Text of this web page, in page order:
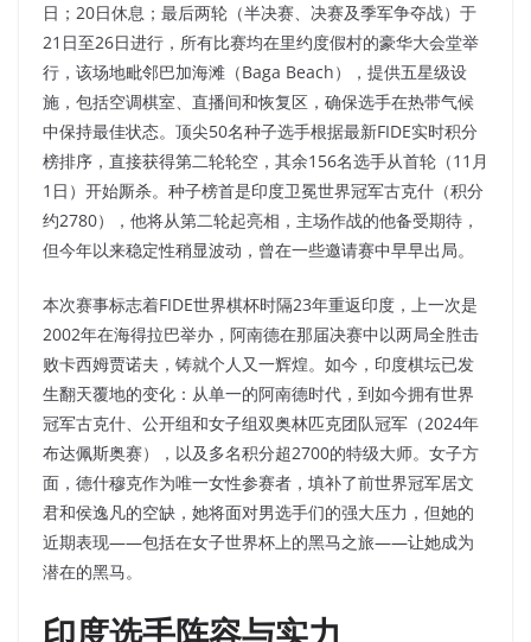
日；20日休息；最后两轮（半决赛、决赛及季军争夺战）于
21日至26日进行，所有比赛均在里约度假村的豪华大会堂举
行，该场地毗邻巴加海滩（Baga Beach），提供五星级设
施，包括空调棋室、直播间和恢复区，确保选手在热带气候
中保持最佳状态。顶尖50名种子选手根据最新FIDE实时积分
榜排序，直接获得第二轮轮空，其余156名选手从首轮（11月
1日）开始厮杀。种子榜首是印度卫冕世界冠军古克什（积分
约2780），他将从第二轮起亮相，主场作战的他备受期待，
但今年以来稳定性稍显波动，曾在一些邀请赛中早早出局。​
本次赛事标志着FIDE世界棋杯时隔23年重返印度，上一次是
2002年在海得拉巴举办，阿南德在那届决赛中以两局全胜击
败卡西姆贾诺夫，铸就个人又一辉煌。如今，印度棋坛已发
生翻天覆地的变化：从单一的阿南德时代，到如今拥有世界
冠军古克什、公开组和女子组双奥林匹克团队冠军（2024年
布达佩斯奥赛），以及多名积分超2700的特级大师。女子方
面，德什穆克作为唯一女性参赛者，填补了前世界冠军居文
君和侯逸凡的空缺，她将面对男选手们的强大压力，但她的
近期表现——包括在女子世界杯上的黑马之旅——让她成为
潜在的黑马。​
印度选手阵容与实力